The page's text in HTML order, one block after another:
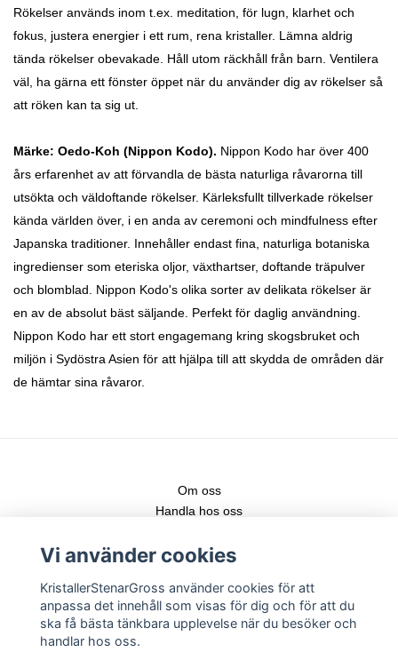
Rökelser används inom t.ex. meditation, för lugn, klarhet och
fokus, justera energier i ett rum, rena kristaller. Lämna aldrig
tända rökelser obevakade. Håll utom räckhåll från barn. Ventilera
väl, ha gärna ett fönster öppet när du använder dig av rökelser så
att röken kan ta sig ut.
Märke: Oedo-Koh (Nippon Kodo). Nippon Kodo har över 400
års erfarenhet av att förvandla de bästa naturliga råvarorna till
utsökta och väldoftande rökelser. Kärleksfullt tillverkade rökelser
kända världen över, i en anda av ceremoni och mindfulness efter
Japanska traditioner. Innehåller endast fina, naturliga botaniska
ingredienser som eteriska oljor, växthartser, doftande träpulver
och blomblad. Nippon Kodo's olika sorter av delikata rökelser är
en av de absolut bäst säljande. Perfekt för daglig användning.
Nippon Kodo har ett stort engagemang kring skogsbruket och
miljön i Sydöstra Asien för att hjälpa till att skydda de områden där
de hämtar sina råvaror.
Om oss
Handla hos oss
Fraktstege
Köpvillkor
Registrera konto
Logga in
Vi använder cookies
KristallerStenarGross använder cookies för att
anpassa det innehåll som visas för dig och för att du
ska få bästa tänkbara upplevelse när du besöker och
handlar hos oss.